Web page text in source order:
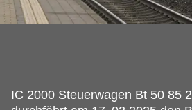
IC 2000 Steuerwagen Bt 50 85